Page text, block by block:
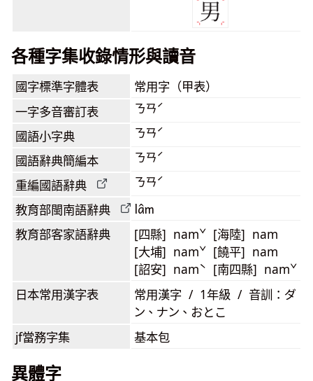
各種字集收錄情形與讀音
國字標準字體表 常用字（甲表）
一字多音審訂表 ㄋㄢˊ
國語小字典 ㄋㄢˊ
國語辭典簡編本 ㄋㄢˊ
重編國語辭典 ㄋㄢˊ
教育部閩南語辭典 lâm
教育部客家語辭典
[四縣] namˇ [海陸] nam
[大埔] namˇ [饒平] nam
[詔安] namˋ [南四縣] namˇ
日本常用漢字表
常用漢字 / 1年級 / 音訓：ダ
ン、ナン、おとこ
jf當務字集 基本包
異體字